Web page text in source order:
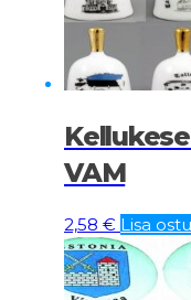
VAM
2,58 € Lisa